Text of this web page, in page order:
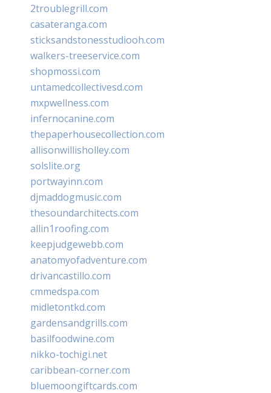
2troublegrill.com
casateranga.com
sticksandstonesstudiooh.com
walkers-treeservice.com
shopmossi.com
untamedcollectivesd.com
mxpwellness.com
infernocanine.com
thepaperhousecollection.com
allisonwillisholley.com
solslite.org
portwayinn.com
djmaddogmusic.com
thesoundarchitects.com
allin1roofing.com
keepjudgewebb.com
anatomyofadventure.com
drivancastillo.com
cmmedspa.com
midletontkd.com
gardensandgrills.com
basilfoodwine.com
nikko-tochigi.net
caribbean-corner.com
bluemoongiftcards.com